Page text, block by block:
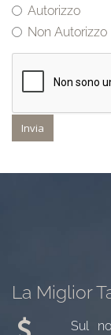
Autorizzo
Non Autorizzo
Invia
La Miglior
Sul